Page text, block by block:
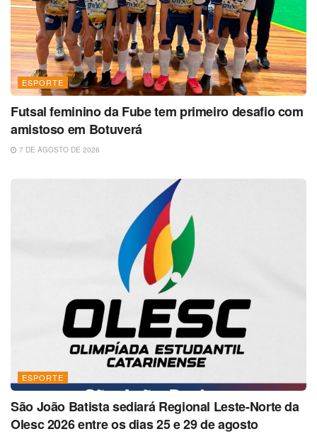
ESPORTE
Futsal feminino da Fube tem primeiro desafio com
amistoso em Botuverá
7 DE AGOSTO DE 2026
ESPORTE
São João Batista sediará Regional Leste-Norte da
Olesc 2026 entre os dias 25 e 29 de agosto